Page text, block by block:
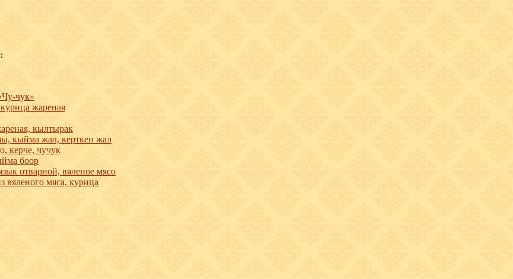
чук»
жареная
кылтырак
кыйма жал, керткен жал
керче, чучук
боор
отварной, вяленое мясо
вяленого мяса, курица